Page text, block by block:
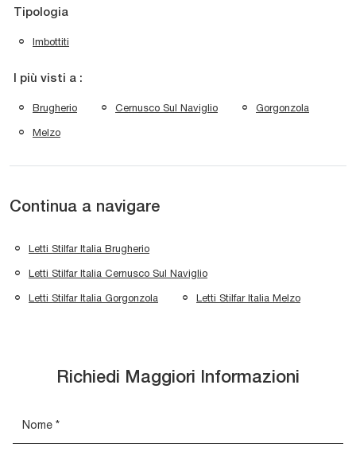
Tipologia
Imbottiti
I più visti a :
Brugherio Cernusco Sul Naviglio Gorgonzola
Melzo
Continua a navigare
Letti Stilfar Italia Brugherio
Letti Stilfar Italia Cernusco Sul Naviglio
Letti Stilfar Italia Gorgonzola Letti Stilfar Italia Melzo
Richiedi Maggiori Informazioni